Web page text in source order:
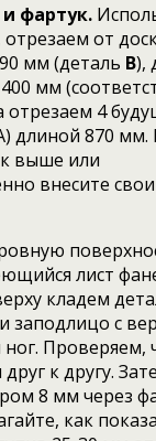
фартук.
от
мм (деталь В),
мм
отрезаем 4
длиной 870 мм.
выше или
внесите
лист
кладем
заподлицо с
Проверяем,
к другу.
8 мм через
как